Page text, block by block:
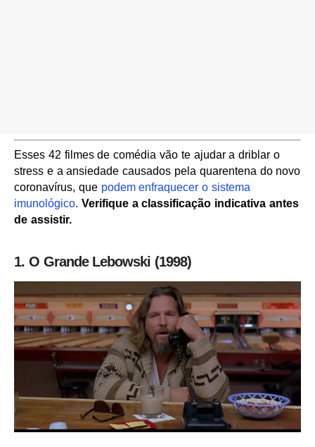
Esses 42 filmes de comédia vão te ajudar a driblar o
stress e a ansiedade causados pela quarentena do novo
coronavírus, que podem enfraquecer o sistema
imunológico. Verifique a classificação indicativa antes
de assistir.
1. O Grande Lebowski (1998)